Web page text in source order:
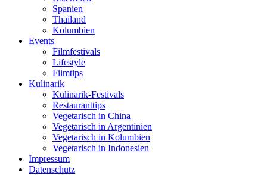
Spanien
Thailand
Kolumbien
Events
Filmfestivals
Lifestyle
Filmtips
Kulinarik
Kulinarik-Festivals
Restauranttips
Vegetarisch in China
Vegetarisch in Argentinien
Vegetarisch in Kolumbien
Vegetarisch in Indonesien
Impressum
Datenschutz